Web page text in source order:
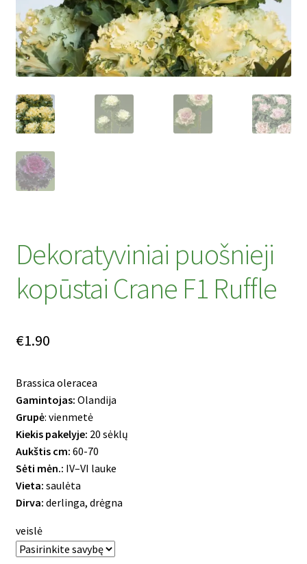
Privatumo politika
Tinklaraštis
Dekoratyviniai puošnieji
kopūstai Crane F1 Ruffle
€1.90
Brassica oleracea
Gamintojas: Olandija
Grupė: vienmetė
Kiekis pakelyje: 20 sėklų
Aukštis cm: 60-70
Sėti mėn.: IV–VI lauke
Vieta: saulėta
Dirva: derlinga, drėgna
veislė